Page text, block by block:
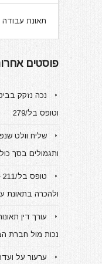
תאונת עבודה
פוסטים
וטופס בל/279
שליח וולט
ותגמולים בסך כולל של
ולהכרה בתאונת
עורך דין
נכות מול חברת
ערעור על